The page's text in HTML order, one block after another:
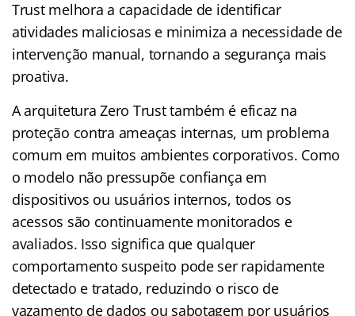
Trust melhora a capacidade de identificar
atividades maliciosas e minimiza a necessidade de
intervenção manual, tornando a segurança mais
proativa.
A arquitetura Zero Trust também é eficaz na
proteção contra ameaças internas, um problema
comum em muitos ambientes corporativos. Como
o modelo não pressupõe confiança em
dispositivos ou usuários internos, todos os
acessos são continuamente monitorados e
avaliados. Isso significa que qualquer
comportamento suspeito pode ser rapidamente
detectado e tratado, reduzindo o risco de
vazamento de dados ou sabotagem por usuários